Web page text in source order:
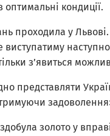
оптимальні кондиції.
проходила у
виступатиму
з’явиться
представляти
золото у